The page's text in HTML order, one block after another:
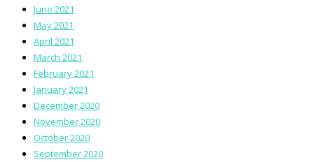
June 2021
May 2021
April 2021
March 2021
February 2021
January 2021
December 2020
November 2020
October 2020
September 2020